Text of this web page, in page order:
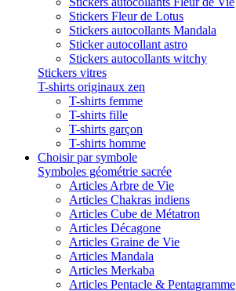
Stickers Fleur de Lotus
Stickers autocollants Mandala
Sticker autocollant astro
Stickers autocollants witchy
Stickers vitres
T-shirts originaux zen
T-shirts femme
T-shirts fille
T-shirts garçon
T-shirts homme
Choisir par symbole
Symboles géométrie sacrée
Articles Arbre de Vie
Articles Chakras indiens
Articles Cube de Métatron
Articles Décagone
Articles Graine de Vie
Articles Mandala
Articles Merkaba
Articles Pentacle & Pentagramme